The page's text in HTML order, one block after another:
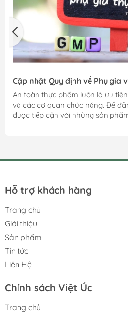
Cập nhật Quy định về Phụ gia
phẩm: Đảm bảo An toàn cho
An toàn thực phẩm luôn là ưu
và các cơ quan chức năng. Để
được tiếp cận với những sản
Hỗ trợ khách hàng
Trang chủ
Giới thiệu
Sản phẩm
Tin tức
Liên Hệ
Chính sách Việt Úc
Trang chủ